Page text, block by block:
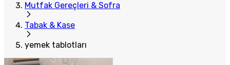
Mutfak Gereçleri & Sofra
Tabak & Kase
yemek tablotları